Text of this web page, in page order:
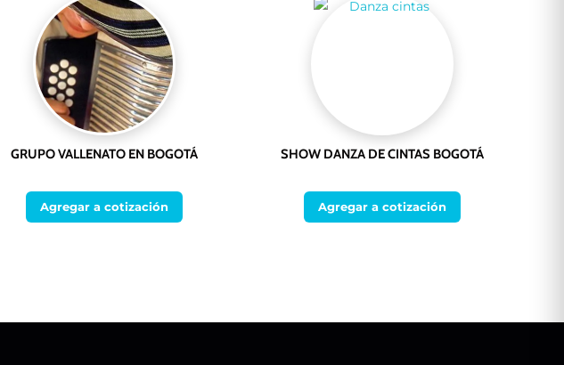
GRUPO VALLENATO EN BOGOTÁ
Agregar a cotización
SHOW DANZA DE CINTAS BOGOTÁ
Agregar a cotización